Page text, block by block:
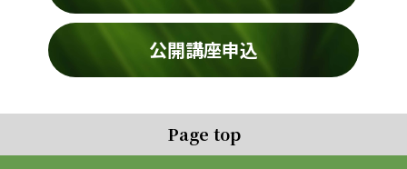
公開講座申込
Page top